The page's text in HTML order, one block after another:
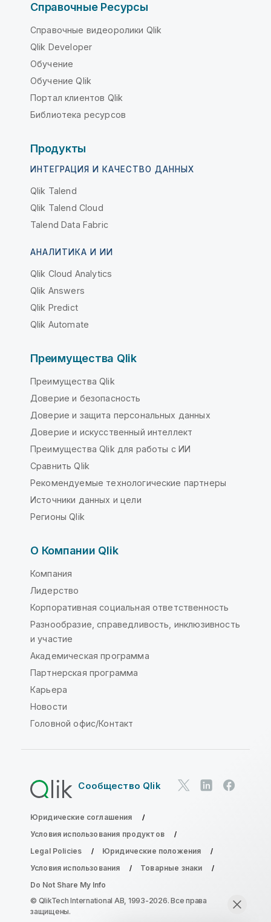
Справочные Ресурсы
Справочные видеоролики Qlik
Qlik Developer
Обучение
Обучение Qlik
Портал клиентов Qlik
Библиотека ресурсов
Продукты
ИНТЕГРАЦИЯ И КАЧЕСТВО ДАННЫХ
Qlik Talend
Qlik Talend Cloud
Talend Data Fabric
АНАЛИТИКА И ИИ
Qlik Cloud Analytics
Qlik Answers
Qlik Predict
Qlik Automate
Преимущества Qlik
Преимущества Qlik
Доверие и безопасность
Доверие и защита персональных данных
Доверие и искусственный интеллект
Преимущества Qlik для работы с ИИ
Сравнить Qlik
Рекомендуемые технологические партнеры
Источники данных и цели
Регионы Qlik
О Компании Qlik
Компания
Лидерство
Корпоративная социальная ответственность
Разнообразие, справедливость, инклюзивность
и участие
Академическая программа
Партнерская программа
Карьера
Новости
Головной офис/Контакт
Сообщество Qlik
Юридические соглашения
Условия использования продуктов
Legal Policies
Юридические положения
Условия использования
Товарные знаки
Do Not Share My Info
© QlikTech International AB, 1993-2026. Все права
защищены.